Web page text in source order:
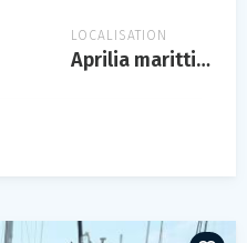
LOCALISATION
Aprilia marittima - latisana